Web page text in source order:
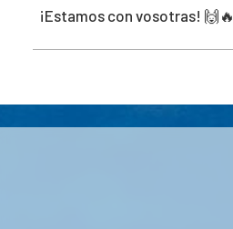
¡Estamos con vosotras! 🙌🔥